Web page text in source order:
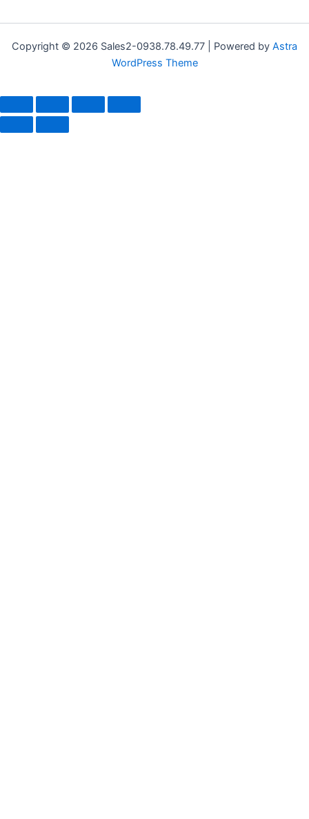
Copyright © 2026 Sales2-0938.78.49.77 | Powered by Astra
WordPress Theme